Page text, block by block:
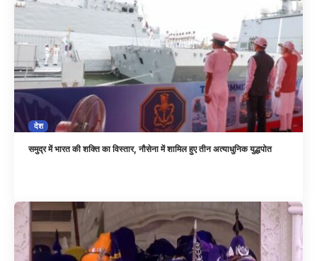
देश
समुद्र में भारत की शक्ति का विस्तार, नौसेना में शामिल हुए तीन अत्याधुनिक युद्धपोत